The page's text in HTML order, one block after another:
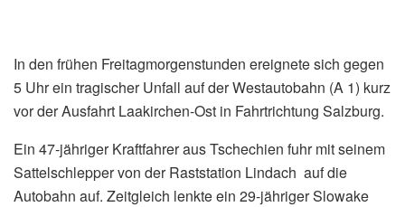
In den frühen Freitagmorgenstunden ereignete sich gegen
5 Uhr ein tragischer Unfall auf der Westautobahn (A 1) kurz
vor der Ausfahrt Laakirchen-Ost in Fahrtrichtung Salzburg.
Ein 47-jähriger Kraftfahrer aus Tschechien fuhr mit seinem
Sattelschlepper von der Raststation Lindach auf die
Autobahn auf. Zeitgleich lenkte ein 29-jähriger Slowake